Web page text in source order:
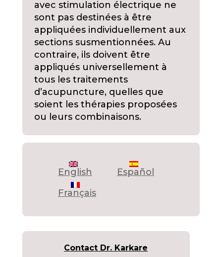
avec stimulation électrique ne
sont pas destinées à être
appliquées individuellement aux
sections susmentionnées. Au
contraire, ils doivent être
appliqués universellement à
tous les traitements
d’acupuncture, quelles que
soient les thérapies proposées
ou leurs combinaisons.
English
Español
Français
Contact Dr. Karkare